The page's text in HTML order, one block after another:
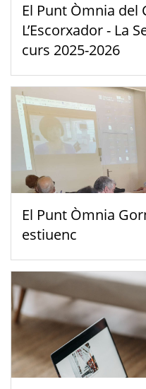
El Punt Òmnia del
L’Escorxador - La
curs 2025-2026
El Punt Òmnia
estiuenc